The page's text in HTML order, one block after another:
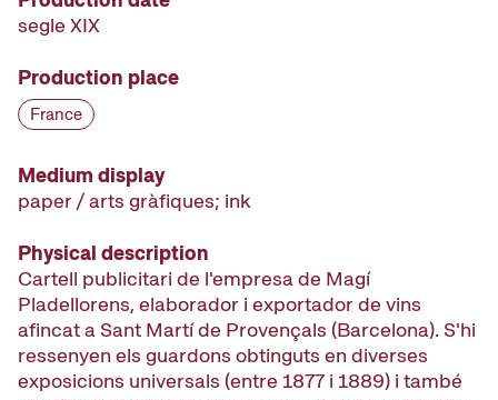
segle XIX
Production place
France
Medium display
paper / arts gràfiques; ink
Physical description
Cartell publicitari de l'empresa de Magí
Pladellorens, elaborador i exportador de vins
afincat a Sant Martí de Provençals (Barcelona). S'hi
ressenyen els guardons obtinguts en diverses
exposicions universals (entre 1877 i 1889) i també